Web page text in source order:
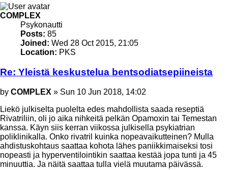
COMPLEX
Psykonautti
Posts: 85
Joined: Wed 28 Oct 2015, 21:05
Location: PKS
Re: Yleistä keskustelua bentsodiatsepiineista
Post
by COMPLEX » Sun 10 Jun 2018, 14:02
Liekö julkiselta puolelta edes mahdollista saada reseptiä
Rivatriliin, oli jo aika nihkeitä pelkän Opamoxin tai Temestan
kanssa. Käyn siis kerran viikossa julkisella psykiatrian
poliklinikalla. Onko rivatril kuinka nopeavaikutteinen? Mulla
ahdistuskohtaus saattaa kohota lähes paniikkimaiseksi tosi
nopeasti ja hyperventilointikin saattaa kestää jopa tunti ja 45
minuuttia. Ja näitä saattaa tulla vielä muutama päivässä.